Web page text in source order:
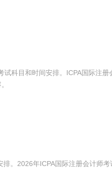
科目和时间安排。ICPA国际注册
。2026年ICPA国际注册会计师